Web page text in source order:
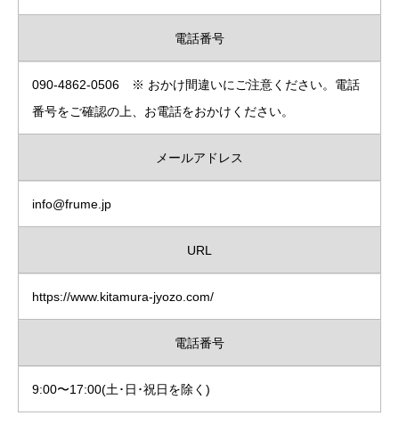
電話番号
090-4862-0506 ※ おかけ間違いにご注意ください。電話
番号をご確認の上、お電話をおかけください。
メールアドレス
info@frume.jp
URL
https://www.kitamura-jyozo.com/
電話番号
9:00〜17:00(土･日･祝日を除く)